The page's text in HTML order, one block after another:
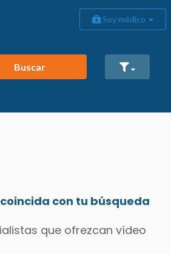
Soy médico
Buscar
con tu búsqueda
que ofrezcan vídeo